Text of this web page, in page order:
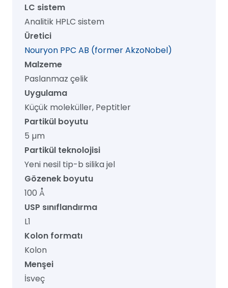
250
mm,
1/pk
adet
LC sistem
Analitik HPLC sistem
Üretici
Nouryon PPC AB (former AkzoNobel)
Malzeme
Paslanmaz çelik
Uygulama
Küçük moleküller, Peptitler
Partikül boyutu
5 µm
Partikül teknolojisi
Yeni nesil tip-b silika jel
Gözenek boyutu
100 Å
USP sınıflandırma
L1
Kolon formatı
Kolon
Menşei
İsveç